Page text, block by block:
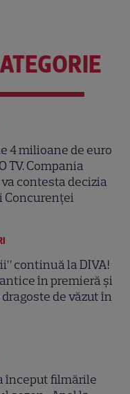
4 milioane de euro
TV. Compania
contesta decizia
Concurenței
continuă la DIVA!
în premieră și
de văzut în
început filmările